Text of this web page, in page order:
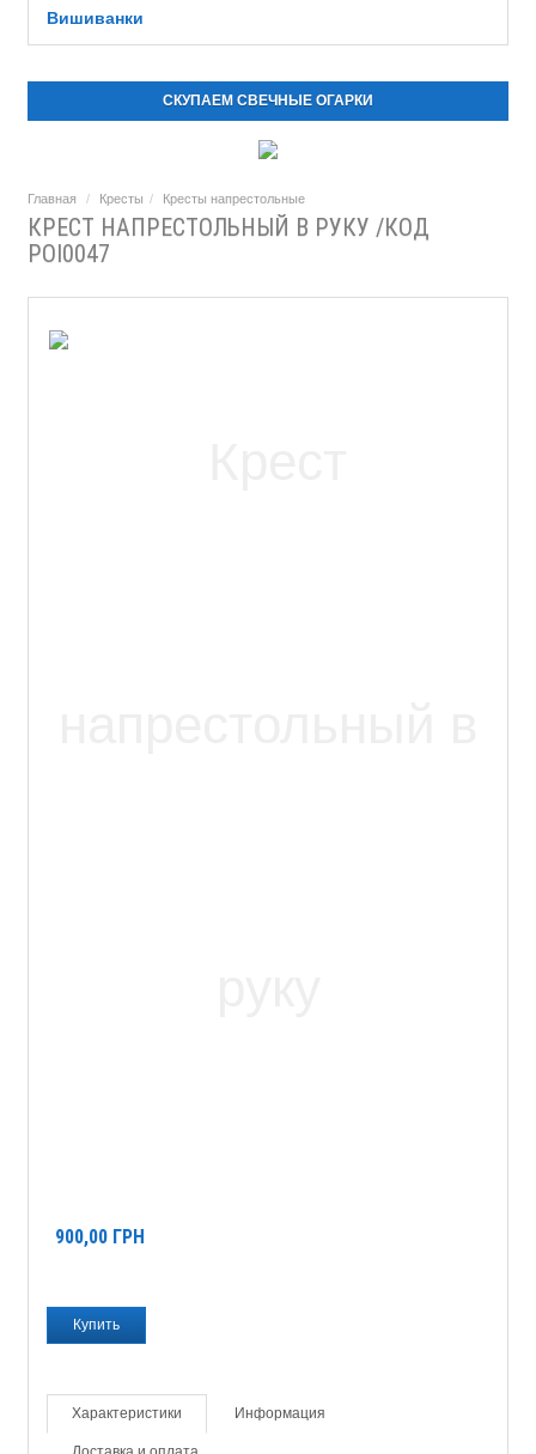
Вишиванки
СКУПАЕМ СВЕЧНЫЕ ОГАРКИ
Главная Кресты Кресты напрестольные
КРЕСТ НАПРЕСТОЛЬНЫЙ В РУКУ /КОД
POI0047
900,00 ГРН
Характеристики Информация